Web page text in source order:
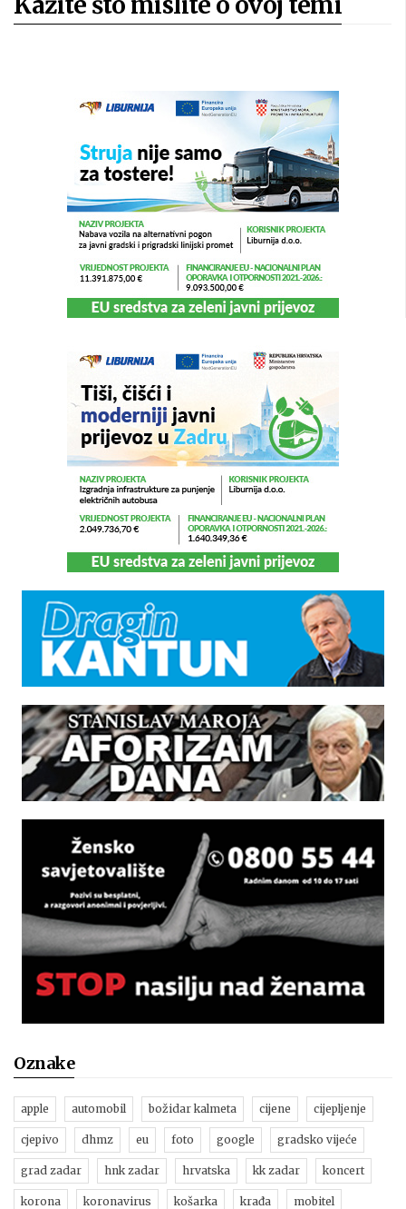
Oznake
apple automobil božidar kalmeta cijene cijepljenje
cjepivo dhmz eu foto google gradsko vijeće
grad zadar hnk zadar hrvatska kk zadar koncert
korona koronavirus košarka krađa mobitel